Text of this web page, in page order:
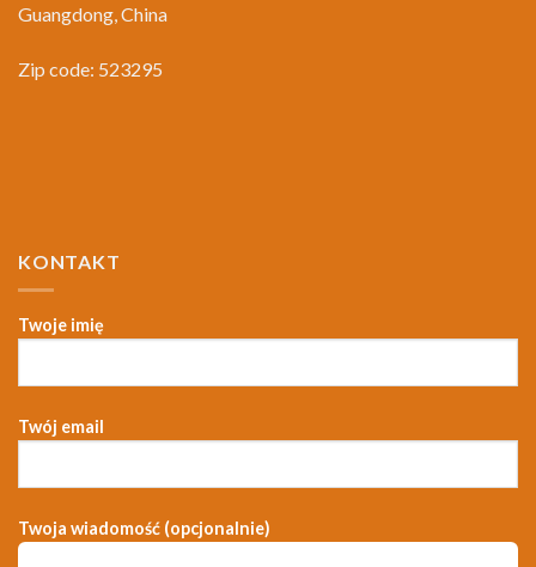
Guangdong, China
Zip code: 523295
KONTAKT
Twoje imię
Twój email
Twoja wiadomość (opcjonalnie)